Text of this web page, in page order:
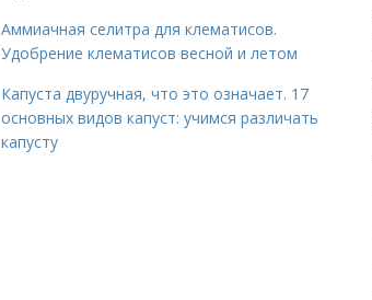
Аммиачная селитра для клематисов.
Удобрение клематисов весной и летом
Капуста двуручная, что это означает. 17
основных видов капуст: учимся различать
капусту